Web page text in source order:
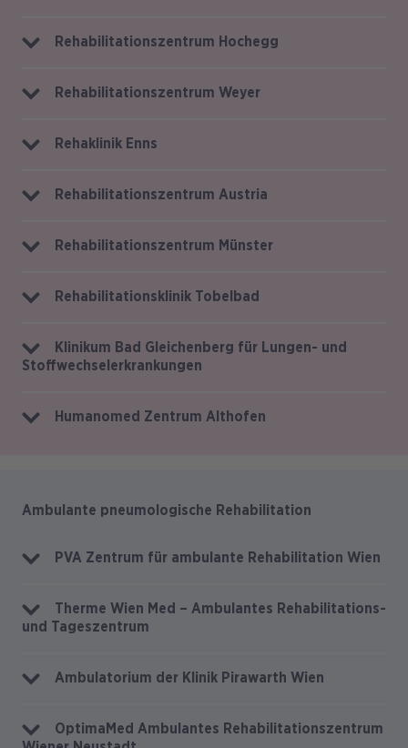
Rehabilitationszentrum Hochegg
Rehabilitationszentrum Weyer
Rehaklinik Enns
Rehabilitationszentrum Austria
Rehabilitationszentrum Münster
Rehabilitationsklinik Tobelbad
Klinikum Bad Gleichenberg für Lungen- und
Stoffwechselerkrankungen
Humanomed Zentrum Althofen
Ambulante pneumologische Rehabilitation
PVA Zentrum für ambulante Rehabilitation Wien
Therme Wien Med – Ambulantes Rehabilitations-
und Tageszentrum
Ambulatorium der Klinik Pirawarth Wien
OptimaMed Ambulantes Rehabilitationszentrum